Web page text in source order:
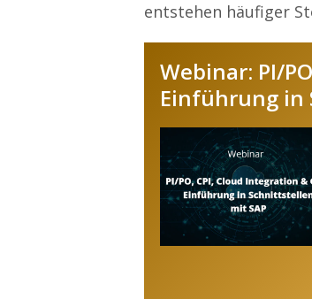
entstehen häufiger
Webinar: PI/
Einführung in